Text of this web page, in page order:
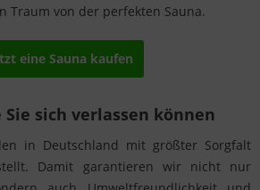
Traum von der perfekten Sauna.
eine Sauna kaufen
sich verlassen können
in Deutschland mit größter Sorgfalt
Damit garantieren wir nicht nur